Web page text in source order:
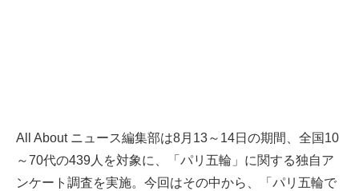
All About ニュース編集部は8月13～14日の期間、全国10
～70代の439人を対象に、「パリ五輪」に関する独自ア
ンケート調査を実施。今回はその中から、「パリ五輪で